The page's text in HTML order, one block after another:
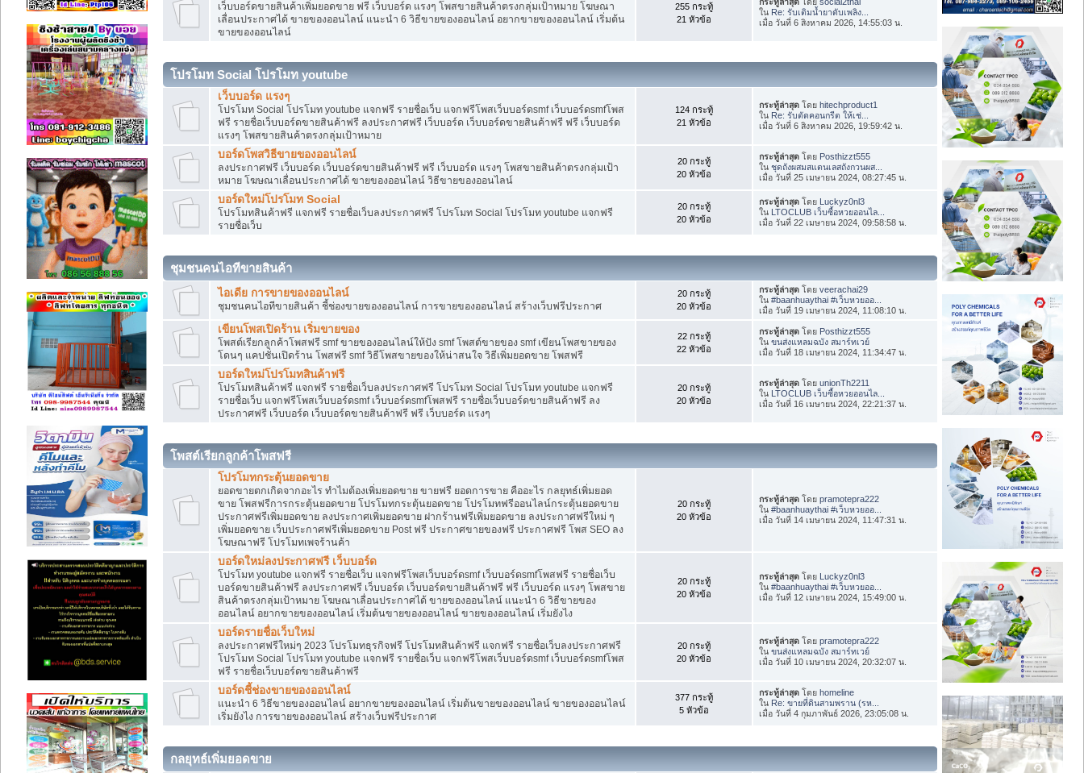
เว็บบอร์ดขายสินค้าเพิ่มยอดขาย ฟรี เว็บบอร์ด แรงๆ โพสขายสินค้าตรงกลุ่มเป้าหมาย โฆษณา
เลื่อนประกาศได้ ขายของออนไลน์ แนะนำ 6 วิธีขายของออนไลน์ อยากขายของออนไลน์ เริ่มต้น
ขายของออนไลน์
255 กระทู้
21 หัวข้อ
ใน Re: รับเติมน้ำยาดับเพลิง...
เมื่อ วันที่ 6 สิงหาคม 2026, 14:55:03 น.
โปรโมท Social โปรโมท youtube
เว็บบอร์ด แรงๆ
โปรโมท Social โปรโมท youtube แจกฟรี รายชื่อเว็บ แจกฟรีโพสเว็บบอร์ดsmf เว็บบอร์ดsmfโพส
ฟรี รายชื่อเว็บบอร์ดขายสินค้าฟรี ลงประกาศฟรี เว็บบอร์ด เว็บบอร์ดขายสินค้าฟรี ฟรี เว็บบอร์ด
แรงๆ โพสขายสินค้าตรงกลุ่มเป้าหมาย
124 กระทู้
21 หัวข้อ
กระทู้ล่าสุด โดยhitechproduct1
ใน Re: รับตัดคอนกรีต ให้เช่...
เมื่อ วันที่ 6 สิงหาคม 2026, 19:59:42 น.
บอร์ดโพสวิธีขายของออนไลน์
ลงประกาศฟรี เว็บบอร์ด เว็บบอร์ดขายสินค้าฟรี ฟรี เว็บบอร์ด แรงๆ โพสขายสินค้าตรงกลุ่มเป้า
หมาย โฆษณาเลื่อนประกาศได้ ขายของออนไลน์ วิธีขายของออนไลน์
20 กระทู้
20 หัวข้อ
กระทู้ล่าสุด โดย Posthizzt555
ในชุดถังผสมสแตนเลสถังกวนผส...
เมื่อ วันที่ 25 เมษายน 2024, 08:27:45 น.
บอร์ดใหม่โปรโมท Social
โปรโมทสินค้าฟรี แจกฟรี รายชื่อเว็บลงประกาศฟรี โปรโมท Social โปรโมท youtube แจกฟรี
รายชื่อเว็บ
20 กระทู้
20 หัวข้อ
กระทู้ล่าสุด โดย Luckyz0nl3
ใน LTOCLUB เว็บซื้อหวยออนไล...
เมื่อ วันที่ 22 เมษายน 2024, 09:58:58 น.
ชุมชนคนไอทีขายสินค้า
ไอเดีย การขายของออนไลน์
ชุมชนคนไอทีขายสินค้า ชี้ช่องขายของออนไลน์ การขายของออนไลน์ สร้างเว็บฟรีประกาศ
20 กระทู้
20 หัวข้อ
กระทู้ล่าสุด โดยveerachai29
ใน#baanhuaythai #เว็บหวยออ...
เมื่อ วันที่ 19 เมษายน 2024, 11:08:10 น.
เขียนโพสเปิดร้าน เริ่มขายของ
โพสต์เรียกลูกค้าโพสฟรี smf ขายของออนไลน์ให้ปัง smf โพสต์ขายของ smf เขียนโพสขายของ
โดนๆ แคปชั่นเปิดร้าน โพสฟรี smf วิธีโพสขายของให้น่าสนใจ วิธีเพิ่มยอดขาย โพสฟรี
22 กระทู้
22 หัวข้อ
กระทู้ล่าสุด โดย Posthizzt555
ในขนส่งแหลมฉบัง สมาร์ทเวย์
เมื่อ วันที่ 18 เมษายน 2024, 11:34:47 น.
บอร์ดใหม่โปรโมทสินค้าฟรี
โปรโมทสินค้าฟรี แจกฟรี รายชื่อเว็บลงประกาศฟรี โปรโมท Social โปรโมท youtube แจกฟรี
รายชื่อเว็บ แจกฟรีโพสเว็บบอร์ดsmf เว็บบอร์ดsmfโพสฟรี รายชื่อเว็บบอร์ดขายสินค้าฟรี ลง
ประกาศฟรี เว็บบอร์ด เว็บบอร์ดขายสินค้าฟรี ฟรี เว็บบอร์ด แรงๆ
20 กระทู้
20 หัวข้อ
กระทู้ล่าสุด โดยunionTh2211
ใน LTOCLUB เว็บซื้อหวยออนไล...
เมื่อ วันที่ 16 เมษายน 2024, 22:21:37 น.
โพสต์เรียกลูกค้าโพสฟรี
โปรโมทกระตุ้นยอดขาย
ยอดขายตกเกิดจากอะไร ทำไมต้องเพิ่มยอดขาย ขายฟรี ยอดการขาย คืออะไร กลยุทธ์เพิ่มยอด
ขาย โพสฟรีการกระตุ้นยอดขาย โปรโมทกระตุ้นยอดขาย โปรโมทฟรีออนไลน์กระตุ้นยอดขาย
ประกาศฟรีเพิ่มยอดขาย ลงประกาศเพิ่มยอดขาย ฝากร้านฟรีเพิ่มยอดขาย ลงประกาศฟรีใหม่ ๆ
เพิ่มยอดขาย เว็บประกาศฟรีเพิ่มยอดขาย Post ฟรี ประกาศขายของฟรี ประกาศฟรี โพส SEO ลง
โฆษณาฟรี โปรโมทเพจร้านค้า
20 กระทู้
20 หัวข้อ
กระทู้ล่าสุด โดยpramotepra222
ใน#baanhuaythai #เว็บหวยออ...
เมื่อ วันที่ 14 เมษายน 2024, 11:47:31 น.
บอร์ดใหม่ลงประกาศฟรี เว็บบอร์ด
โปรโมท youtube แจกฟรี รายชื่อเว็บ แจกฟรีโพสเว็บบอร์ดsmf เว็บบอร์ดsmfโพสฟรี รายชื่อเว็บ
บอร์ดขายสินค้าฟรี ลงประกาศฟรี เว็บบอร์ด เว็บบอร์ดขายสินค้าฟรี ฟรี เว็บบอร์ด แรงๆ โพสขาย
สินค้าตรงกลุ่มเป้าหมาย โฆษณาเลื่อนประกาศได้ ขายของออนไลน์ แนะนำ 6 วิธีขายของ
ออนไลน์ อยากขายของออนไลน์ เริ่มต้นขายของออนไลน์ ขายของออนไลน์ เริ่มยังไง
20 กระทู้
20 หัวข้อ
กระทู้ล่าสุด โดย Luckyz0nl3
ใน#baanhuaythai #เว็บหวยออ...
เมื่อ วันที่ 12 เมษายน 2024, 15:49:00 น.
บอร์ดรายชื่อเว็บใหม่
ลงประกาศฟรีใหม่ๆ 2023 โปรโมทธุรกิจฟรี โปรโมทสินค้าฟรี แจกฟรี รายชื่อเว็บลงประกาศฟรี
โปรโมท Social โปรโมท youtube แจกฟรี รายชื่อเว็บ แจกฟรีโพสเว็บบอร์ดsmf เว็บบอร์ดsmfโพส
ฟรี รายชื่อเว็บบอร์ดขายสินค้าฟรี
20 กระทู้
20 หัวข้อ
กระทู้ล่าสุด โดยpramotepra222
ในขนส่งแหลมฉบัง สมาร์ทเวย์
เมื่อ วันที่ 10 เมษายน 2024, 20:32:07 น.
บอร์ดชี้ช่องขายของออนไลน์
แนะนำ 6 วิธีขายของออนไลน์ อยากขายของออนไลน์ เริ่มต้นขายของออนไลน์ ขายของออนไลน์
เริ่มยังไง การขายของออนไลน์ สร้างเว็บฟรีประกาศ
377 กระทู้
5 หัวข้อ
กระทู้ล่าสุด โดยhomeline
ใน Re: ขายที่ดินสามพราน (รห...
เมื่อ วันที่ 4 กุมภาพันธ์ 2026, 23:05:08 น.
กลยุทธ์เพิ่มยอดขาย